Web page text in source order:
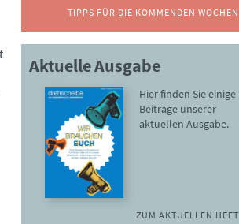
TIPPS FÜR DIE KOMMENDEN WOCHEN
Aktuelle Ausgabe
Hier finden Sie einige
Beiträge unserer
aktuellen Ausgabe.
ZUM AKTUELLEN HEFT